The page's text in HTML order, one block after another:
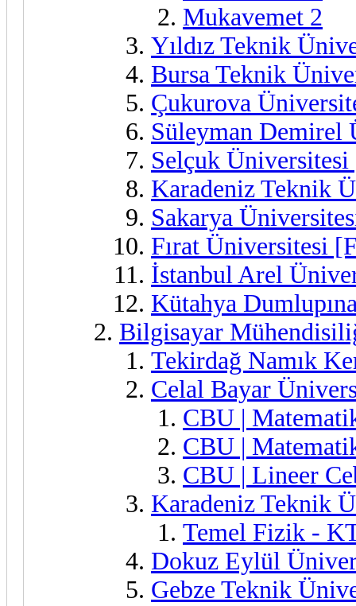
Mukavemet 2
Yıldız Teknik
Bursa Teknik
Çukurova
Süleyman
Selçuk
Karadeniz Teknik
Sakarya
Fırat Üniversitesi
İstanbul Arel
Kütahya
Bilgisayar
Tekirdağ Namık
Celal Bayar
CBU |
CBU |
CBU | Lineer
Karadeniz Teknik
Temel Fizik -
Dokuz Eylül
Gebze Teknik